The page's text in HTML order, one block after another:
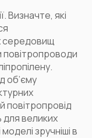
Визначте, які
середовищ
об’єму
повітропровід
для великих
зручніші в